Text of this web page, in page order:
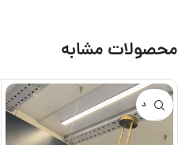
محصولات مشابه
ناموجود